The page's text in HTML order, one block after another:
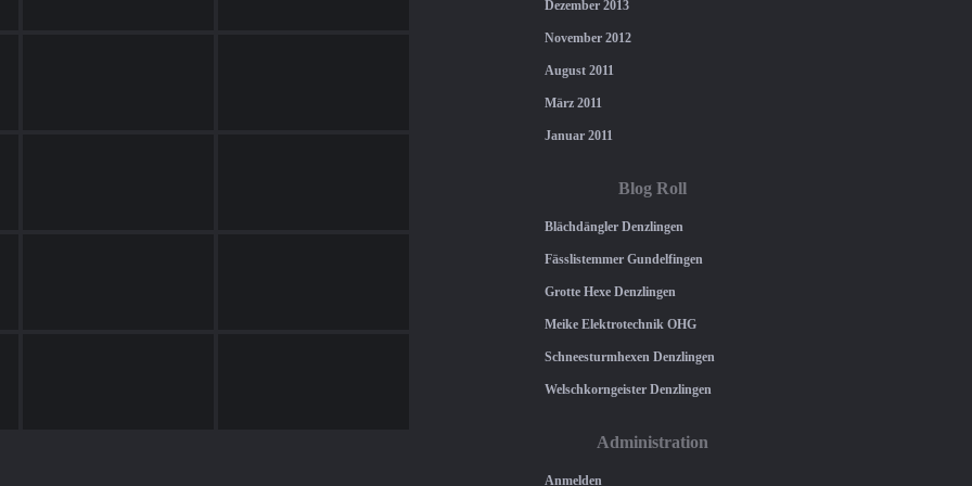
Dezember 2013
November 2012
August 2011
März 2011
Januar 2011
Blog Roll
Blächdängler Denzlingen
Fässlistemmer Gundelfingen
Grotte Hexe Denzlingen
Meike Elektrotechnik OHG
Schneesturmhexen Denzlingen
Welschkorngeister Denzlingen
Administration
Anmelden